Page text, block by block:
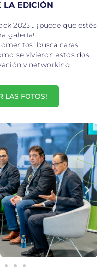
LA EDICIÓN
2025… ¡puede que estés
galería!
busca caras
se vivieron estos dos
y networking.
LAS FOTOS!